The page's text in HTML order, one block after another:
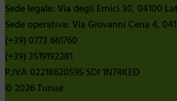
Sede legale: Via degli Ernici 30, 04100
Sede operativa: Via Giovanni Cena 4,
(+39) 0773 661760
(+39) 3519192281
P.IVA 02218620595 SDI 1N74KED
© 2026 Tunué